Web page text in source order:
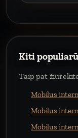
Kiti
Taip pat
Mobilus
Mobilus
Mobilus